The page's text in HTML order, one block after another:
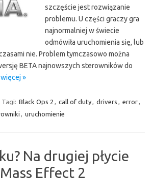
szczęście jest rozwiązanie
problemu. U części graczy gra
najnormalniej w świecie
odmówiła uruchomienia się, lub
nie. Problem tymczasowo można
BETA najnowszych sterowników do
»
Tagi: Black Ops 2 call of duty drivers error
uruchomienie
Na drugiej płycie
Effect 2